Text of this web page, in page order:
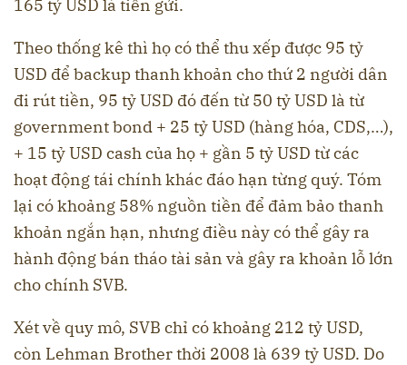
165 tỷ USD là tiền gửi.
Theo thống kê thì họ có thể thu xếp được 95 tỷ
USD để backup thanh khoản cho thứ 2 người dân
đi rút tiền, 95 tỷ USD đó đến từ 50 tỷ USD là từ
government bond + 25 tỷ USD (hàng hóa, CDS,…),
+ 15 tỷ USD cash của họ + gần 5 tỷ USD từ các
hoạt động tái chính khác đáo hạn từng quý. Tóm
lại có khoảng 58% nguồn tiền để đảm bảo thanh
khoản ngắn hạn, nhưng điều này có thể gây ra
hành động bán tháo tài sản và gây ra khoản lỗ lớn
cho chính SVB.
Xét về quy mô, SVB chỉ có khoảng 212 tỷ USD,
còn Lehman Brother thời 2008 là 639 tỷ USD. Do